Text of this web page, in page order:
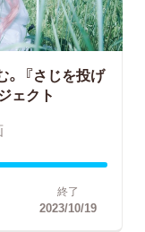
『さじを投げ
ェクト
終了
2023/10/19